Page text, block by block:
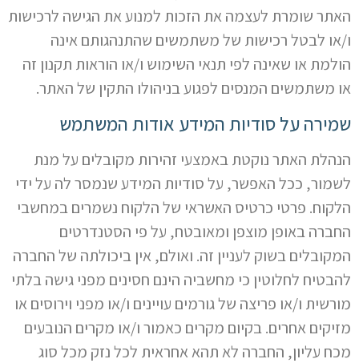
האתר שומרת לעצמה את הזכות למנוע את הגישה לרכישות
ו/או לבטל רכישות של משתמשים שהתנהגותם אינה
הולמת או שאינה לפי תנאי השימוש ו/או הוראות תקנון זה
או משתמשים המנסים לפגוע בניהולו התקין של האתר.
שמירה על סודיות המידע אודות המשתמש
הנהלת האתר נוקטת באמצעי זהירות מקובלים על מנת
לשמור, ככל האפשר, על סודיות המידע שנמסר לה על ידי
הלקוח. פרטי כרטיס האשראי של הלקוח נשמרים במחשבי
החברה באופן מוצפן ומאובטח, על פי הסטנדרטים
המקובלים בשוק לעניין זה. ואולם, אין ביכולתה של החברה
להבטיח לחלוטין כי מחשביה הינם חסינים מפני גישה בלתי
מורשית ו/או פריצה של גורמים עויינים ו/או מפני וירוסים או
מזיקים אחרים. בקיום מקרים כאמור ו/או מקרים הנובעים
מכח עליון, החברה לא תהא אחראית לכל נזק מכל סוג